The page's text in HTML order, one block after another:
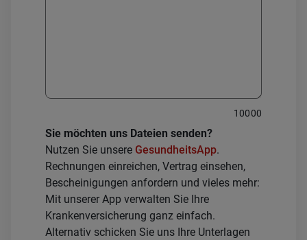
10000
Sie möchten uns Dateien senden?
Nutzen Sie unsere GesundheitsApp.
Rechnungen einreichen, Vertrag einsehen,
Bescheinigungen anfordern und vieles mehr:
Mit unserer App verwalten Sie Ihre
Krankenversicherung ganz einfach.
Alternativ schicken Sie uns Ihre Unterlagen